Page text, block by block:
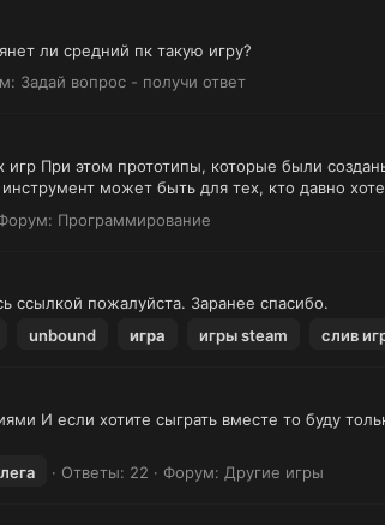
ли средний пк такую игру?
Задай вопрос - получи ответ
При этом прототипы, которые были
может быть для тех, кто давно
Программирование
ссылкой пожалуйста. Заранее спасибо.
unbound игра игры steam слив
И если хотите сыграть вместе то буду
лега Ответы: 22 Форум: Другие игры